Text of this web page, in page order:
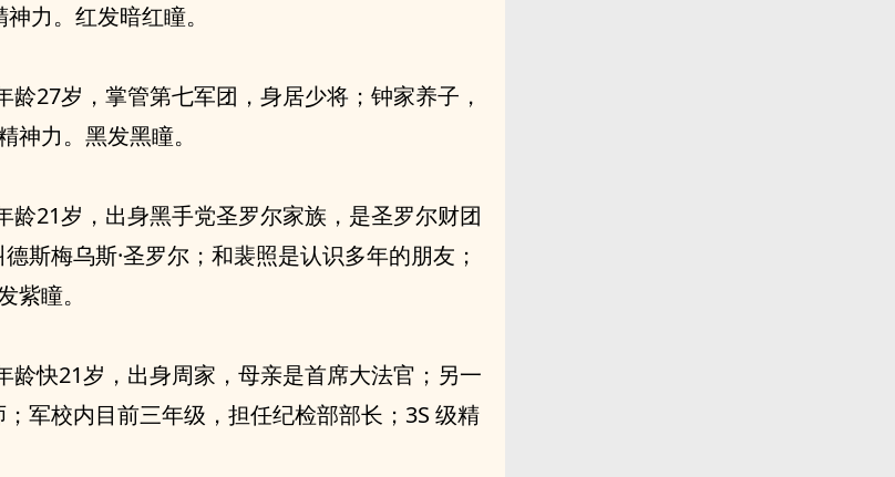
力。红发暗红瞳。
龄27岁，掌管第七军团，身居少将；钟家养子，
神力。黑发黑瞳。
龄21岁，出身黑手党圣罗尔家族，是圣罗尔财团
斯梅乌斯·圣罗尔；和裴照是认识多年的朋友；
紫瞳。
龄快21岁，出身周家，母亲是首席大法官；另一
军校内目前三年级，担任纪检部部长；3S 级精